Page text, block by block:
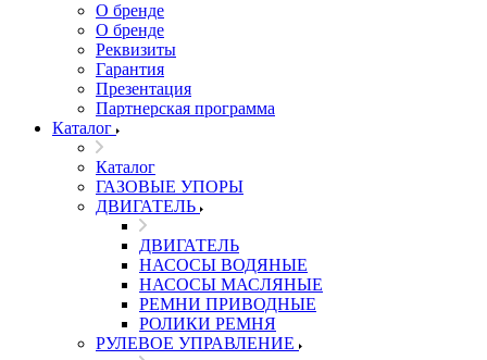
О бренде
О бренде
Реквизиты
Гарантия
Презентация
Партнерская программа
Каталог
Каталог
ГАЗОВЫЕ УПОРЫ
ДВИГАТЕЛЬ
ДВИГАТЕЛЬ
НАСОСЫ ВОДЯНЫЕ
НАСОСЫ МАСЛЯНЫЕ
РЕМНИ ПРИВОДНЫЕ
РОЛИКИ РЕМНЯ
РУЛЕВОЕ УПРАВЛЕНИЕ